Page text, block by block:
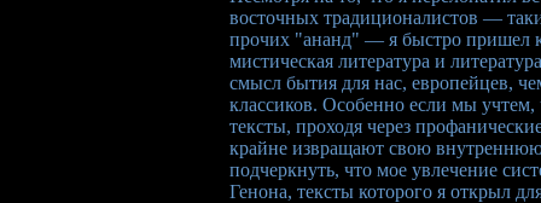
восточных традиционалистов —
прочих "ананд" — я быстро пришел к
мистическая литература и
смысл бытия для нас, европейцев,
классиков. Особенно если мы
тексты, проходя через
крайне извращают свою
подчеркнуть, что мое увлечение
Генона, тексты которого я открыл